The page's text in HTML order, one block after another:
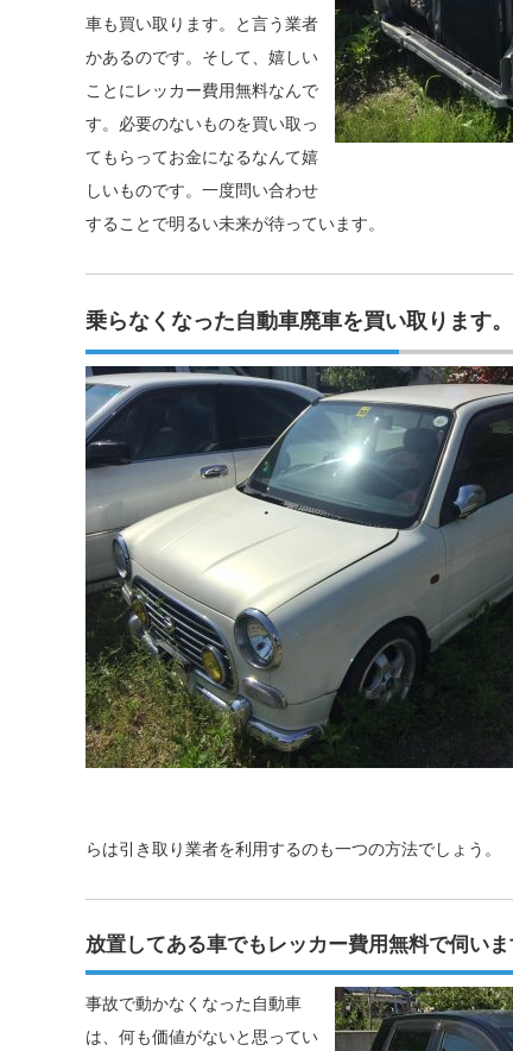
車も買い取ります。と言う業者
かあるのです。そして、嬉しい
ことにレッカー費用無料なんで
す。必要のないものを買い取っ
てもらってお金になるなんて嬉
しいものです。一度問い合わせ
することで明るい未来が待っています。
乗らなくなった自動車廃車を買い取ります。
らは引き取り業者を利用するのも一つの方法でしょう。
放置してある車でもレッカー費用無料で伺い
事故で動かなくなった自動車
は、何も価値がないと思ってい